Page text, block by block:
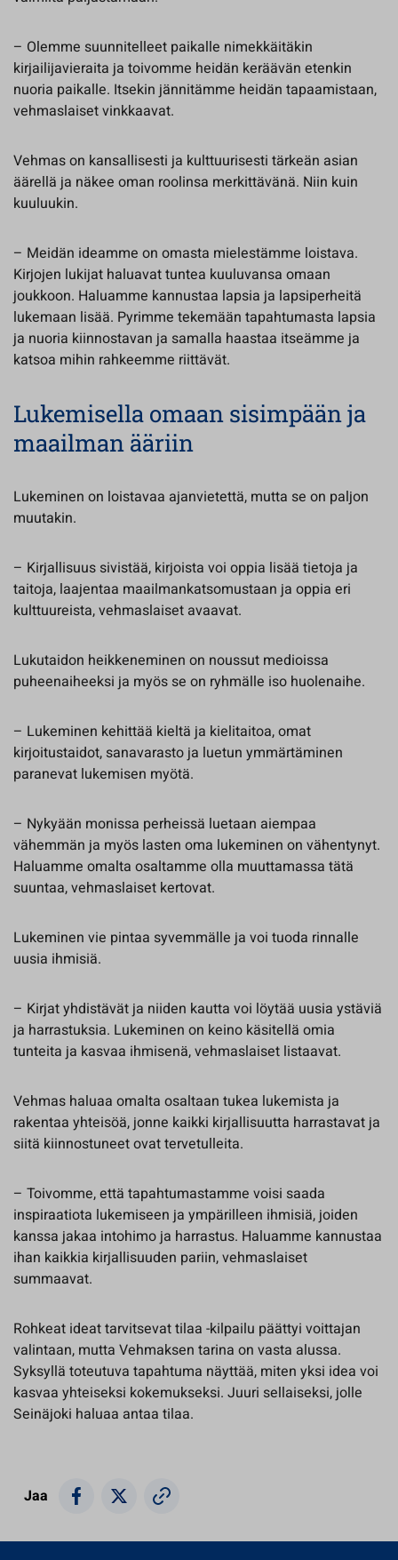
– Olemme suunnitelleet paikalle nimekkäitäkin
kirjailijavieraita ja toivomme heidän keräävän etenkin
nuoria paikalle. Itsekin jännitämme heidän tapaamistaan,
vehmaslaiset vinkkaavat.
Vehmas on kansallisesti ja kulttuurisesti tärkeän asian
äärellä ja näkee oman roolinsa merkittävänä. Niin kuin
kuuluukin.
– Meidän ideamme on omasta mielestämme loistava.
Kirjojen lukijat haluavat tuntea kuuluvansa omaan
joukkoon. Haluamme kannustaa lapsia ja lapsiperheitä
lukemaan lisää. Pyrimme tekemään tapahtumasta lapsia
ja nuoria kiinnostavan ja samalla haastaa itseämme ja
katsoa mihin rahkeemme riittävät.
Lukemisella omaan sisimpään ja
maailman ääriin
Lukeminen on loistavaa ajanvietettä, mutta se on paljon
muutakin.
– Kirjallisuus sivistää, kirjoista voi oppia lisää tietoja ja
taitoja, laajentaa maailmankatsomustaan ja oppia eri
kulttuureista, vehmaslaiset avaavat.
Lukutaidon heikkeneminen on noussut medioissa
puheenaiheeksi ja myös se on ryhmälle iso huolenaihe.
– Lukeminen kehittää kieltä ja kielitaitoa, omat
kirjoitustaidot, sanavarasto ja luetun ymmärtäminen
paranevat lukemisen myötä.
– Nykyään monissa perheissä luetaan aiempaa
vähemmän ja myös lasten oma lukeminen on vähentynyt.
Haluamme omalta osaltamme olla muuttamassa tätä
suuntaa, vehmaslaiset kertovat.
Lukeminen vie pintaa syvemmälle ja voi tuoda rinnalle
uusia ihmisiä.
– Kirjat yhdistävät ja niiden kautta voi löytää uusia ystäviä
ja harrastuksia. Lukeminen on keino käsitellä omia
tunteita ja kasvaa ihmisenä, vehmaslaiset listaavat.
Vehmas haluaa omalta osaltaan tukea lukemista ja
rakentaa yhteisöä, jonne kaikki kirjallisuutta harrastavat ja
siitä kiinnostuneet ovat tervetulleita.
– Toivomme, että tapahtumastamme voisi saada
inspiraatiota lukemiseen ja ympärilleen ihmisiä, joiden
kanssa jakaa intohimo ja harrastus. Haluamme kannustaa
ihan kaikkia kirjallisuuden pariin, vehmaslaiset
summaavat.
Rohkeat ideat tarvitsevat tilaa -kilpailu päättyi voittajan
valintaan, mutta Vehmaksen tarina on vasta alussa.
Syksyllä toteutuva tapahtuma näyttää, miten yksi idea voi
kasvaa yhteiseksi kokemukseksi. Juuri sellaiseksi, jolle
Seinäjoki haluaa antaa tilaa.
Jaa